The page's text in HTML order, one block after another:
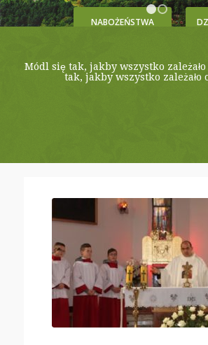
NABOŻEŃSTWA
Módl się tak, jakby wszystko
tak, jakby wszystko zależało